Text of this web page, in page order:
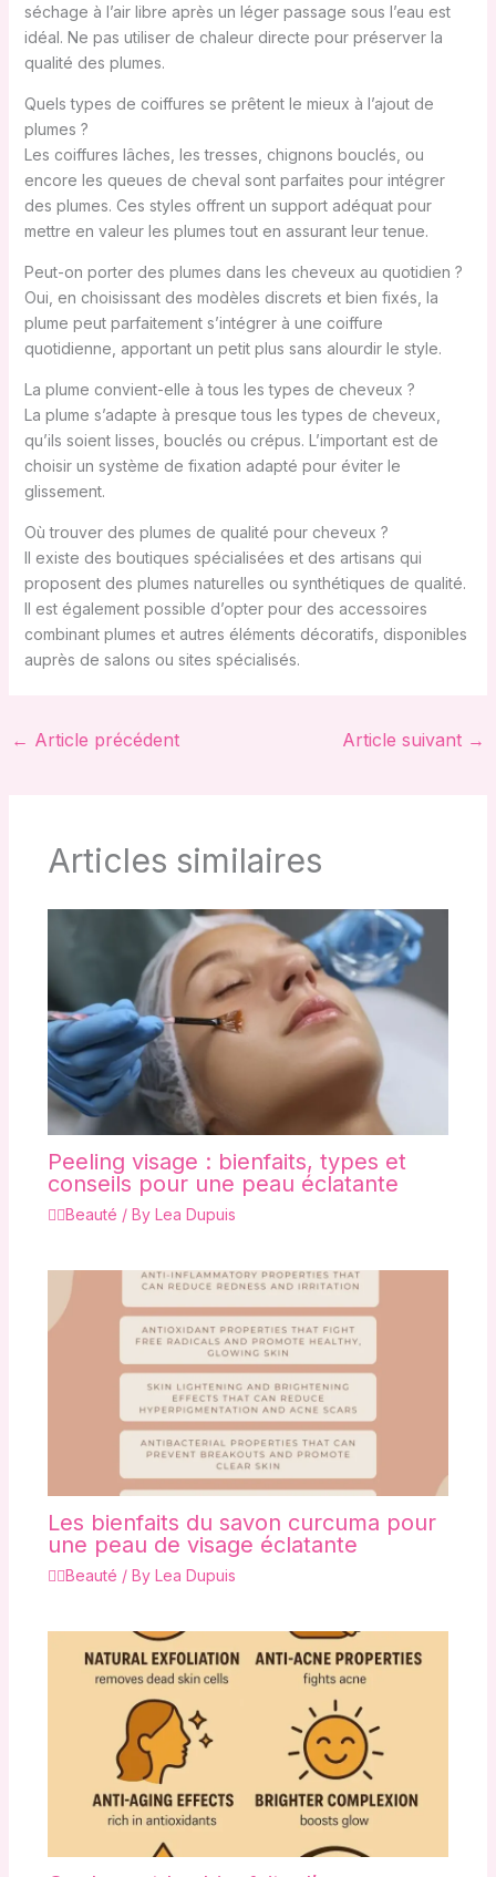
séchage à l’air libre après un léger passage sous l’eau est
idéal. Ne pas utiliser de chaleur directe pour préserver la
qualité des plumes.
Quels types de coiffures se prêtent le mieux à l’ajout de
plumes ?
Les coiffures lâches, les tresses, chignons bouclés, ou
encore les queues de cheval sont parfaites pour intégrer
des plumes. Ces styles offrent un support adéquat pour
mettre en valeur les plumes tout en assurant leur tenue.
Peut-on porter des plumes dans les cheveux au quotidien ?
Oui, en choisissant des modèles discrets et bien fixés, la
plume peut parfaitement s’intégrer à une coiffure
quotidienne, apportant un petit plus sans alourdir le style.
La plume convient-elle à tous les types de cheveux ?
La plume s’adapte à presque tous les types de cheveux,
qu’ils soient lisses, bouclés ou crépus. L’important est de
choisir un système de fixation adapté pour éviter le
glissement.
Où trouver des plumes de qualité pour cheveux ?
Il existe des boutiques spécialisées et des artisans qui
proposent des plumes naturelles ou synthétiques de qualité.
Il est également possible d’opter pour des accessoires
combinant plumes et autres éléments décoratifs, disponibles
auprès de salons ou sites spécialisés.
← Article précédent Article suivant →
Articles similaires
Peeling visage : bienfaits, types et
conseils pour une peau éclatante
💇‍♀️Beauté / By Lea Dupuis
Les bienfaits du savon curcuma pour
une peau de visage éclatante
💇‍♀️Beauté / By Lea Dupuis